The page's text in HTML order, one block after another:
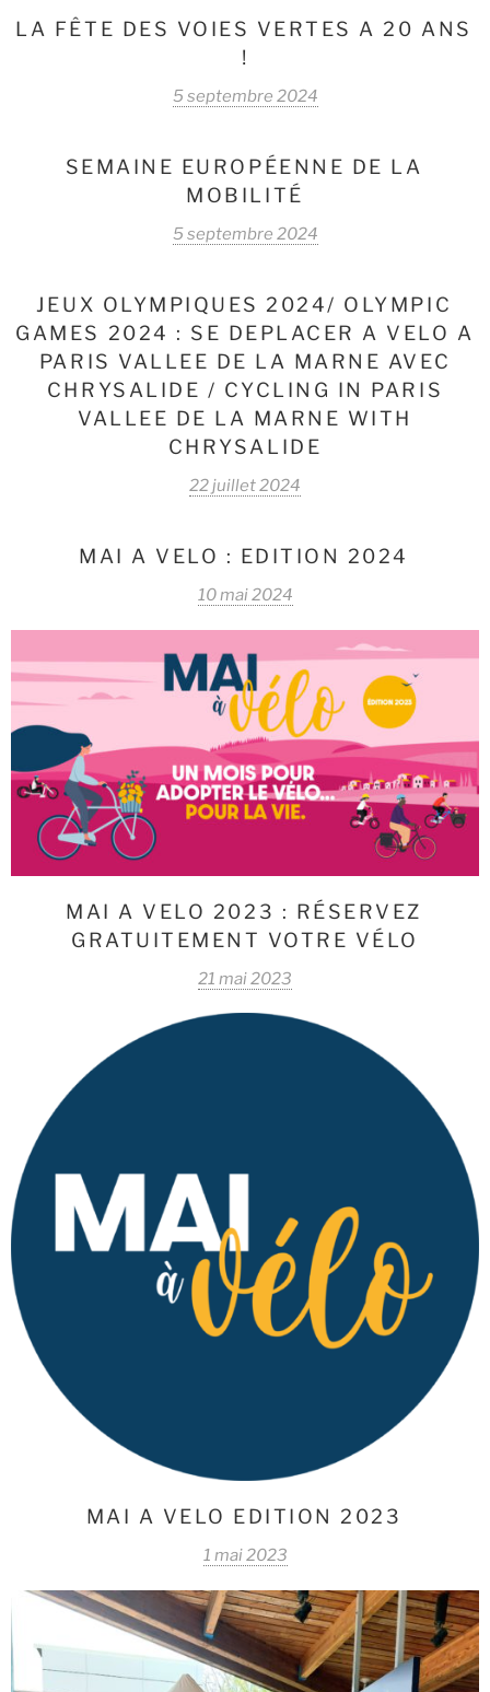
LA FÊTE DES VOIES VERTES A 20 ANS
!
5 septembre 2024
SEMAINE EUROPÉENNE DE LA
MOBILITÉ
5 septembre 2024
JEUX OLYMPIQUES 2024/ OLYMPIC
GAMES 2024 : SE DEPLACER A VELO A
PARIS VALLEE DE LA MARNE AVEC
CHRYSALIDE / CYCLING IN PARIS
VALLEE DE LA MARNE WITH
CHRYSALIDE
22 juillet 2024
MAI A VELO : EDITION 2024
10 mai 2024
MAI A VELO 2023 : RÉSERVEZ
GRATUITEMENT VOTRE VÉLO
21 mai 2023
MAI A VELO EDITION 2023
1 mai 2023